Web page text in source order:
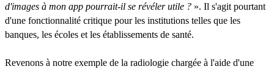
d'images à mon app pourrait-il se révéler utile ? ». Il s'agit pourtant
d'une fonctionnalité critique pour les institutions telles que les
banques, les écoles et les établissements de santé.
Revenons à notre exemple de la radiologie chargée à l'aide d'une